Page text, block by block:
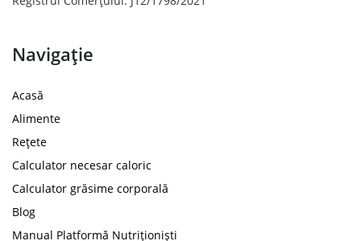
Navigație
Acasă
Alimente
Rețete
Calculator necesar caloric
Calculator grăsime corporală
Blog
Manual Platformă Nutriționiști